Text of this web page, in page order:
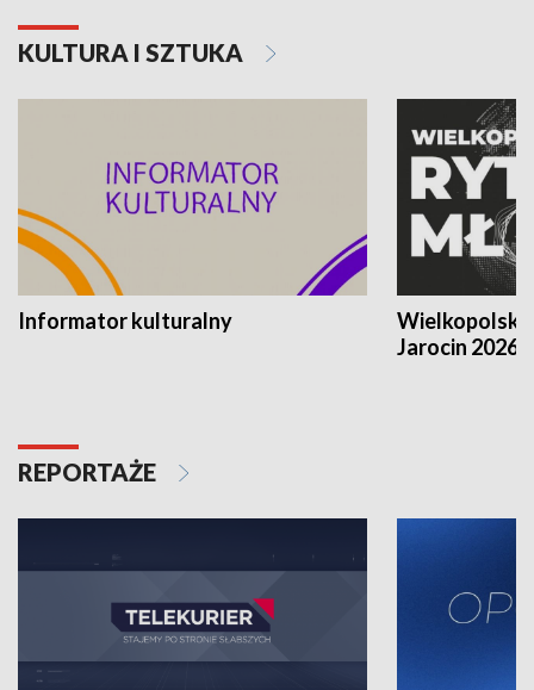
KULTURA I SZTUKA
Informator kulturalny
Jarocin 2026
REPORTAŻE